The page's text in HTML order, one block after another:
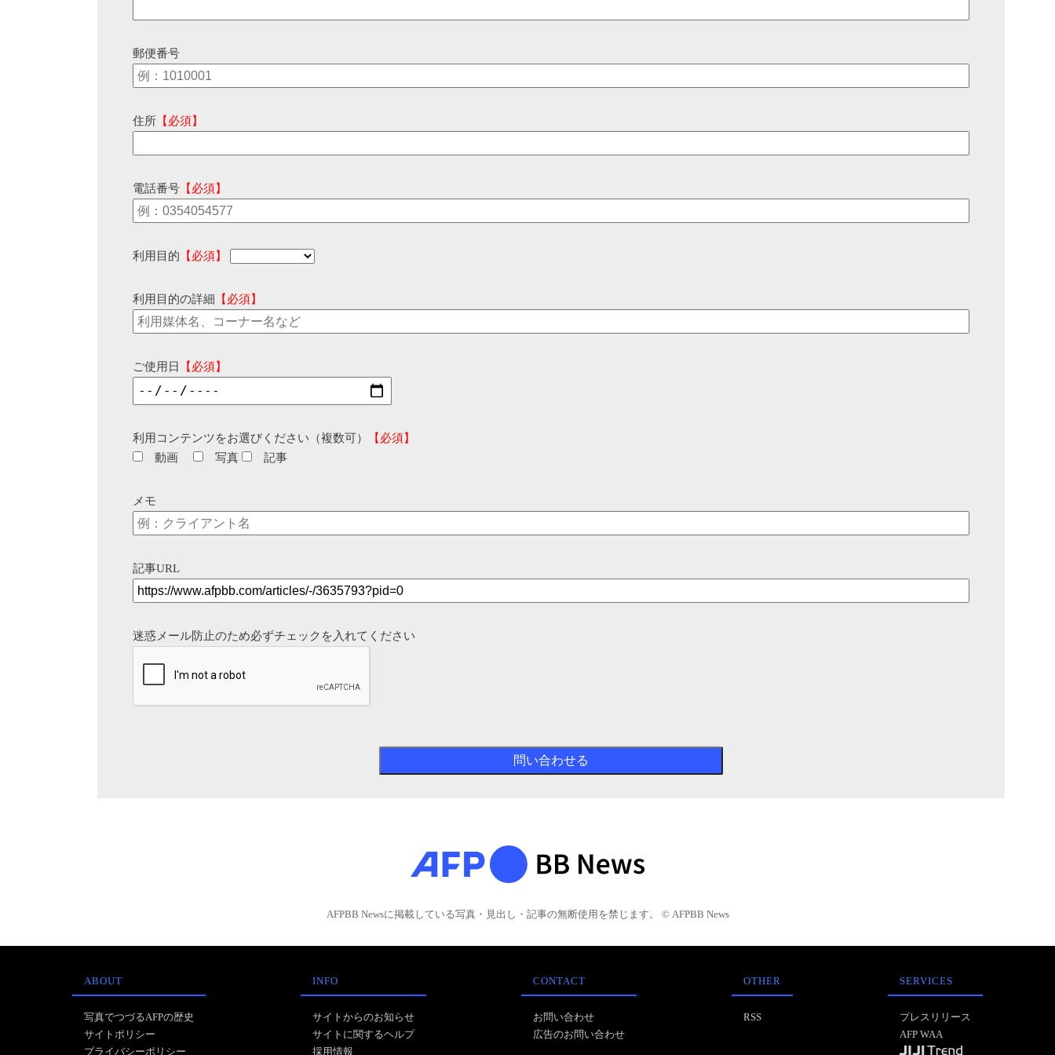
郵便番号
住所 【必須】
電話番号 【必須】
利用目的 【必須】
利用目的の詳細 【必須】
ご使用日 【必須】
利用コンテンツをお選びください（複数可）
【必須】
動画
写真 記事
メモ
記事URL
迷惑メール防止のため必ずチェックを入れてください
AFPBB Newsに掲載している写真・見出し・記事の無断使用を禁じます。 © AFPBB News
ABOUT
写真でつづるAFPの歴史
サイトポリシー
プライバシーポリシー
INFO
サイトからのお知らせ
サイトに関するヘルプ
採用情報
CONTACT
お問い合わせ
広告のお問い合わせ
OTHER
RSS
SERVICES
プレスリリース
AFP WAA